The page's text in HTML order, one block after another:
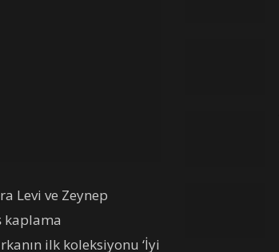
Levi ve Zeynep
kaplama
ilk koleksiyonu ‘İyi